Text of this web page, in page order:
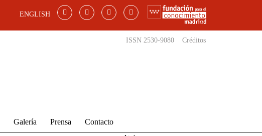
ENGLISH
ISSN 2530-9080 Créditos
Galería Prensa Contacto